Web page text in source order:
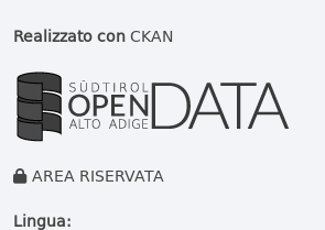
Realizzato conCKAN
AREA RISERVATA
Lingua